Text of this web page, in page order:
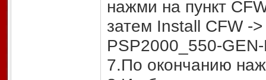
нажми на пункт
затем Install CFW -
PSP2000_550-
7.По окончанию